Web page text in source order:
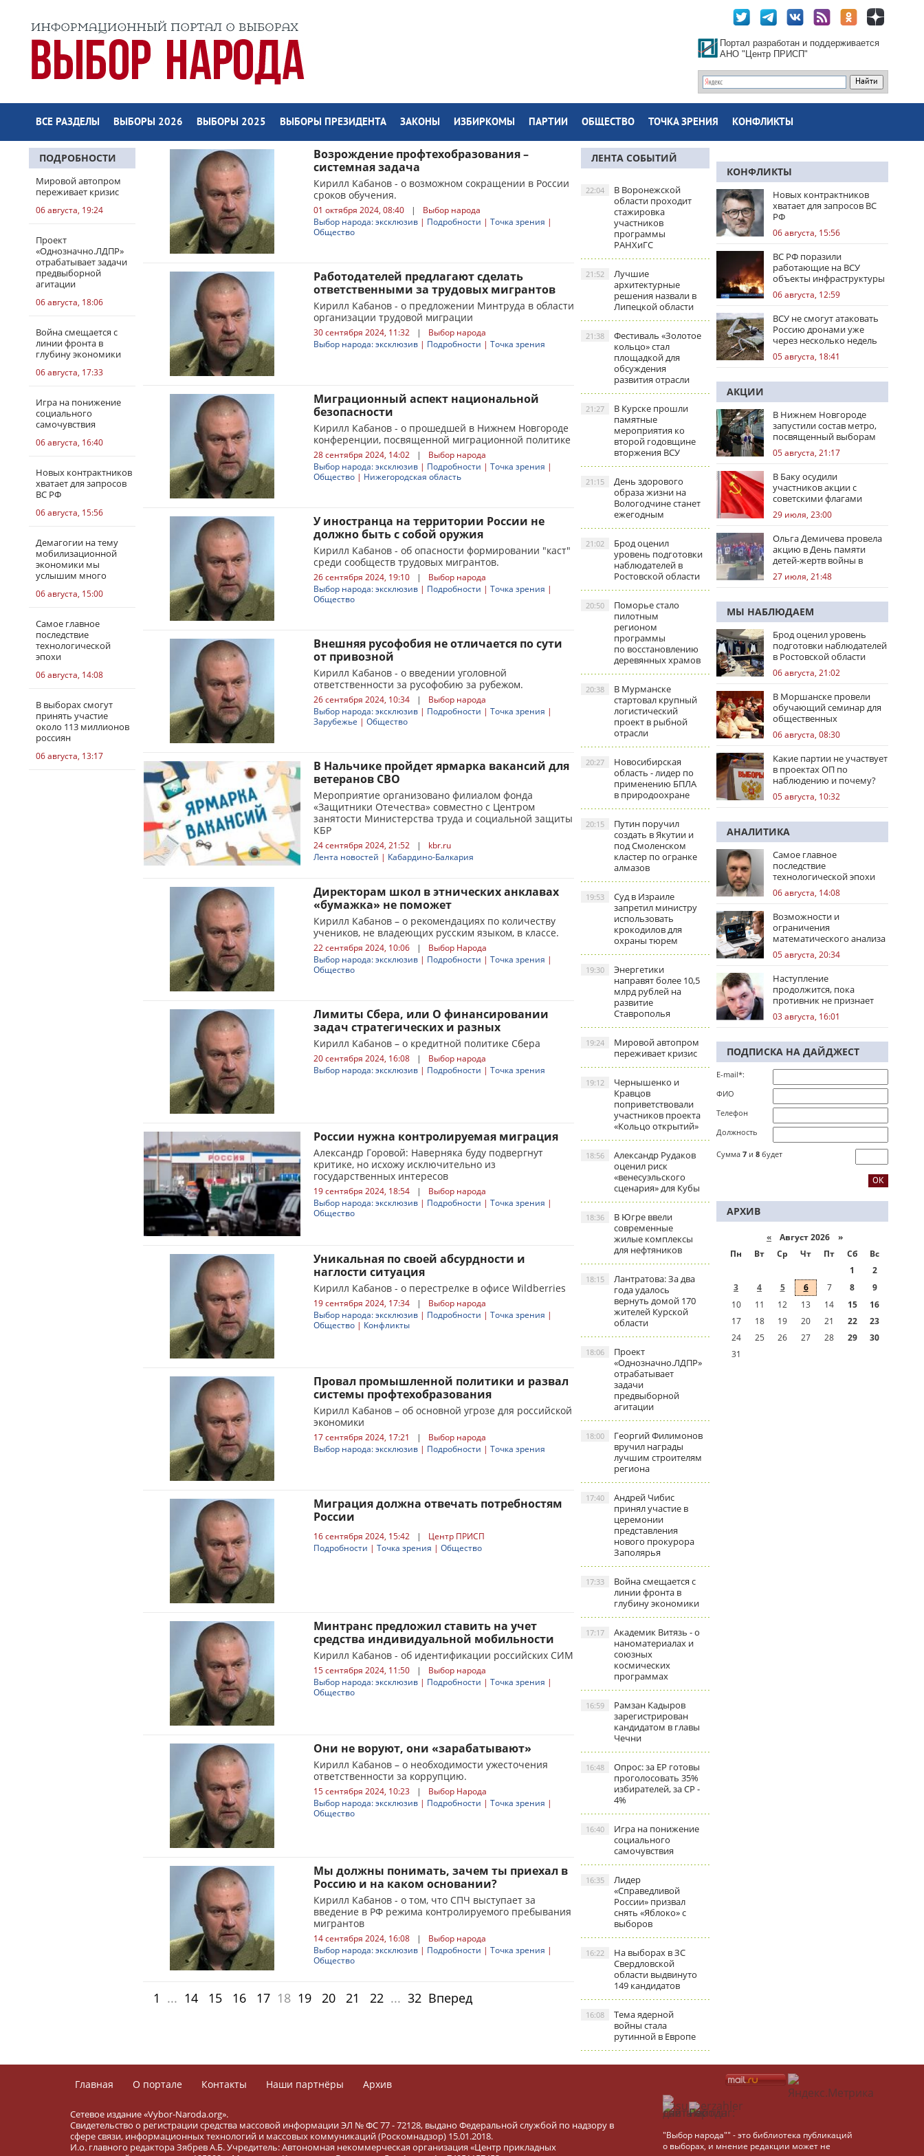
Портал разработан и поддерживается
АНО "Центр ПРИСП"
ВСЕ РАЗДЕЛЫ ВЫБОРЫ 2026 ВЫБОРЫ 2025 ВЫБОРЫ ПРЕЗИДЕНТА ЗАКОНЫ ИЗБИРКОМЫ ПАРТИИ ОБЩЕСТВО ТОЧКА ЗРЕНИЯ КОНФЛИКТЫ
ПОДРОБНОСТИ
Мировой автопром
переживает кризис
06 августа, 19:24
Проект
«Однозначно.ЛДПР»
отрабатывает задачи
предвыборной
агитации
06 августа, 18:06
Война смещается с
линии фронта в
глубину экономики
06 августа, 17:33
Игра на понижение
социального
самочувствия
06 августа, 16:40
Новых контрактников
хватает для запросов
ВС РФ
06 августа, 15:56
Демагогии на тему
мобилизационной
экономики мы
услышим много
06 августа, 15:00
Самое главное
последствие
технологической
эпохи
06 августа, 14:08
В выборах смогут
принять участие
около 113 миллионов
россиян
06 августа, 13:17
Возрождение профтехобразования –
системная задача
Кирилл Кабанов - о возможном сокращении в России
сроков обучения.
01 октября 2024, 08:40 |
Выбор народа
Выбор народа: эксклюзив | Подробности | Точка зрения |
Общество
Работодателей предлагают сделать
ответственными за трудовых мигрантов
Кирилл Кабанов - о предложении Минтруда в области
организации трудовой миграции
30 сентября 2024, 11:32 |
Выбор народа
Выбор народа: эксклюзив | Подробности | Точка зрения
Миграционный аспект национальной
безопасности
Кирилл Кабанов - о прошедшей в Нижнем Новгороде
конференции, посвященной миграционной политике
28 сентября 2024, 14:02 |
Выбор народа
Выбор народа: эксклюзив | Подробности | Точка зрения |
Общество | Нижегородская область
У иностранца на территории России не
должно быть с собой оружия
Кирилл Кабанов - об опасности формировании "каст"
среди сообществ трудовых мигрантов.
26 сентября 2024, 19:10 |
Выбор народа
Выбор народа: эксклюзив | Подробности | Точка зрения |
Общество
Внешняя русофобия не отличается по сути
от привозной
Кирилл Кабанов - о введении уголовной
ответственности за русофобию за рубежом.
26 сентября 2024, 10:34 |
Выбор народа
Выбор народа: эксклюзив | Подробности | Точка зрения |
Зарубежье | Общество
В Нальчике пройдет ярмарка вакансий для
ветеранов СВО
Мероприятие организовано филиалом фонда
«Защитники Отечества» совместно с Центром
занятости Министерства труда и социальной защиты
КБР
24 сентября 2024, 21:52 |
kbr.ru
Лента новостей | Кабардино-Балкария
Директорам школ в этнических анклавах
«бумажка» не поможет
Кирилл Кабанов – о рекомендациях по количеству
учеников, не владеющих русским языком, в классе.
22 сентября 2024, 10:06 |
Выбор Народа
Выбор народа: эксклюзив | Подробности | Точка зрения |
Общество
Лимиты Сбера, или О финансировании
задач стратегических и разных
Кирилл Кабанов – о кредитной политике Сбера
20 сентября 2024, 16:08 |
Выбор народа
Выбор народа: эксклюзив | Подробности | Точка зрения
России нужна контролируемая миграция
Александр Горовой: Наверняка буду подвергнут
критике, но исхожу исключительно из
государственных интересов
19 сентября 2024, 18:54 |
Выбор народа
Выбор народа: эксклюзив | Подробности | Точка зрения |
Общество
Уникальная по своей абсурдности и
наглости ситуация
Кирилл Кабанов - о перестрелке в офисе Wildberries
19 сентября 2024, 17:34 |
Выбор народа
Выбор народа: эксклюзив | Подробности | Точка зрения |
Общество | Конфликты
Провал промышленной политики и развал
системы профтехобразования
Кирилл Кабанов – об основной угрозе для российской
экономики
17 сентября 2024, 17:21 |
Выбор народа
Выбор народа: эксклюзив | Подробности | Точка зрения
Миграция должна отвечать потребностям
России
16 сентября 2024, 15:42 |
Центр ПРИСП
Подробности | Точка зрения | Общество
Минтранс предложил ставить на учет
средства индивидуальной мобильности
Кирилл Кабанов - об идентификации российских СИМ
15 сентября 2024, 11:50 |
Выбор народа
Выбор народа: эксклюзив | Подробности | Точка зрения |
Общество
Они не воруют, они «зарабатывают»
Кирилл Кабанов – о необходимости ужесточения
ответственности за коррупцию.
15 сентября 2024, 10:23 |
Выбор Народа
Выбор народа: эксклюзив | Подробности | Точка зрения |
Общество
Мы должны понимать, зачем ты приехал в
Россию и на каком основании?
Кирилл Кабанов - о том, что СПЧ выступает за
введение в РФ режима контролируемого пребывания
мигрантов
14 сентября 2024, 16:08 |
Выбор народа
Выбор народа: эксклюзив | Подробности | Точка зрения |
Общество
1 ... 14 15 16 17 18 19 20 21 22 ... 32 Вперед
ЛЕНТА СОБЫТИЙ
В Воронежской
области проходит
стажировка
участников
программы
РАНХиГС
22:04
Лучшие
архитектурные
решения назвали в
Липецкой области
21:52
Фестиваль «Золотое
кольцо» стал
площадкой для
обсуждения
развития отрасли
21:38
В Курске прошли
памятные
мероприятия ко
второй годовщине
вторжения ВСУ
21:27
День здорового
образа жизни на
Вологодчине станет
ежегодным
21:15
Брод оценил
уровень подготовки
наблюдателей в
Ростовской области
21:02
Поморье стало
пилотным
регионом
программы
по восстановлению
деревянных храмов
20:50
В Мурманске
стартовал крупный
логистический
проект в рыбной
отрасли
20:38
Новосибирская
область - лидер по
применению БПЛА
в природоохране
20:27
Путин поручил
создать в Якутии и
под Смоленском
кластер по огранке
алмазов
20:15
Суд в Израиле
запретил министру
использовать
крокодилов для
охраны тюрем
19:53
Энергетики
направят более 10,5
млрд рублей на
развитие
Ставрополья
19:30
Мировой автопром
переживает кризис
19:24
Чернышенко и
Кравцов
поприветствовали
участников проекта
«Кольцо открытий»
19:12
Александр Рудаков
оценил риск
«венесуэльского
сценария» для Кубы
18:56
В Югре ввели
современные
жилые комплексы
для нефтяников
18:36
Лантратова: За два
года удалось
вернуть домой 170
жителей Курской
области
18:15
Проект
«Однозначно.ЛДПР»
отрабатывает
задачи
предвыборной
агитации
18:06
Георгий Филимонов
вручил награды
лучшим строителям
региона
18:00
Андрей Чибис
принял участие в
церемонии
представления
нового прокурора
Заполярья
17:40
Война смещается с
линии фронта в
глубину экономики
17:33
Академик Витязь - о
наноматериалах и
союзных
космических
программах
17:17
Рамзан Кадыров
зарегистрирован
кандидатом в главы
Чечни
16:59
Опрос: за ЕР готовы
проголосовать 35%
избирателей, за СР -
4%
16:48
Игра на понижение
социального
самочувствия
16:40
Лидер
«Справедливой
России» призвал
снять «Яблоко» с
выборов
16:35
На выборах в ЗС
Свердловской
области выдвинуто
149 кандидатов
16:22
Тема ядерной
войны стала
рутинной в Европе
16:08
КОНФЛИКТЫ
Новых контрактников
хватает для запросов ВС
РФ
06 августа, 15:56
ВС РФ поразили
работающие на ВСУ
объекты инфраструктуры
и центры логистики
06 августа, 12:59
ВСУ не смогут атаковать
Россию дронами уже
через несколько недель
05 августа, 18:41
АКЦИИ
В Нижнем Новгороде
запустили состав метро,
посвященный выборам
05 августа, 21:17
В Баку осудили
участников акции с
советскими флагами
29 июля, 23:00
Ольга Демичева провела
акцию в День памяти
детей-жертв войны в
Донбассе
27 июля, 21:48
МЫ НАБЛЮДАЕМ
Брод оценил уровень
подготовки наблюдателей
в Ростовской области
06 августа, 21:02
В Моршанске провели
обучающий семинар для
общественных
наблюдателей
06 августа, 08:30
Какие партии не участвует
в проектах ОП по
наблюдению и почему?
05 августа, 10:32
АНАЛИТИКА
Самое главное
последствие
технологической эпохи
06 августа, 14:08
Возможности и
ограничения
математического анализа
избирательных кампаний
05 августа, 20:34
Наступление
продолжится, пока
противник не признает
стратегическое
поражение
03 августа, 16:01
ПОДПИСКА НА ДАЙДЖЕСТ
E-mail*:
ФИО
Телефон
Должность
Сумма 7 и 8 будет
АРХИВ
« Август 2026 »
Пн
Вт Ср Чт Пт Сб
Вс
1
2
3
4 5 6 7 8
9
10
11 12 13 14 15
16
17
18 19 20 21 22
23
24
25 26 27 28 29
30
31
Главная О портале Контакты Наши партнёры Архив
Сетевое издание «Vybor-Naroda.org».
Свидетельство о регистрации средства массовой информации ЭЛ № ФС 77 - 72128, выдано Федеральной службой по надзору в
сфере связи, информационных технологий и массовых коммуникаций (Роскомнадзор) 15.01.2018.
И.о. главного редактора Зябрев А.Б. Учредитель: Автономная некоммерческая организация «Центр прикладных
"Выбор народа"" - это библиотека публикаций
о выборах, и мнение редакции может не